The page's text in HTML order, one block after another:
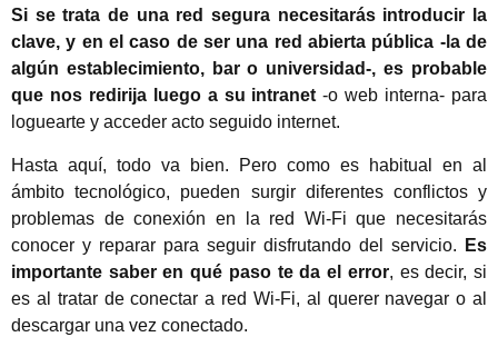
Si se trata de una red segura necesitarás introducir la
clave, y en el caso de ser una red abierta pública -la de
algún establecimiento, bar o universidad-, es probable
que nos redirija luego a su intranet -o web interna- para
loguearte y acceder acto seguido internet.
Hasta aquí, todo va bien. Pero como es habitual en al
ámbito tecnológico, pueden surgir diferentes conflictos y
problemas de conexión en la red Wi-Fi que necesitarás
conocer y reparar para seguir disfrutando del servicio.
Es
importante saber en qué paso te da el error, es decir, si
es al tratar de conectar a red Wi-Fi, al querer navegar o al
descargar una vez conectado.